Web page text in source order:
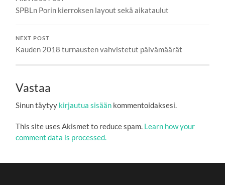
SPBLn Porin kierroksen layout sekä aikataulut
NEXT POST
Kauden 2018 turnausten vahvistetut päivämäärät
Vastaa
Sinun täytyy kirjautua sisään kommentoidaksesi.
This site uses Akismet to reduce spam. Learn how your
comment data is processed.